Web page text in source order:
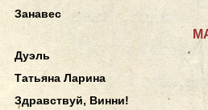
Занавес
Дуэль
Татьяна Ларина
Здравствуй, Винни!